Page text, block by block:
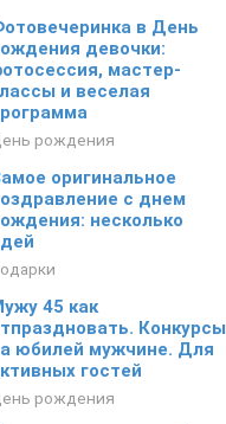
в День
девочки:
мастер-
и веселая
рождения
оригинальное
с днем
несколько
45 как
Конкурсы
юбилей мужчине. Для
гостей
рождения